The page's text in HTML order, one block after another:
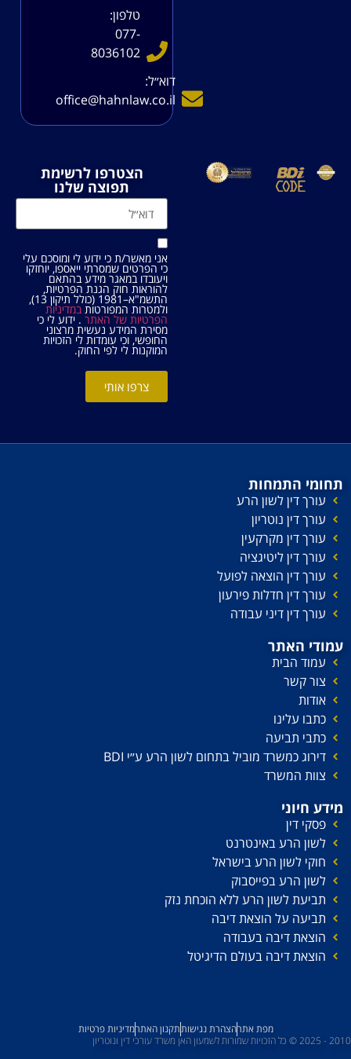
טלפון:
077-
8036102
דוא׳׳ל:
office@hahnlaw.co.il
הצטרפו לרשימת
תפוצה שלנו
אני מאשר/ת כי ידוע לי ומוסכם עלי
כי הפרטים שמסרתי ייאספו, יוחזקו
ויעובדו במאגר מידע בהתאם
להוראות חוק הגנת הפרטיות,
התשמ"א–1981 (כולל תיקון 13),
ולמטרות המפורטותבמדיניות
הפרטיות של האתר . ידוע לי כי
מסירת המידע נעשית מרצוני
החופשי, וכי עומדות לי הזכויות
המוקנות לי לפי החוק.
צרפו אותי
תחומי התמחות
עורך דין לשון הרע
עורך דין נוטריון
עורך דין מקרקעין
עורך דין ליטיגציה
עורך דין הוצאה לפועל
עורך דין חדלות פירעון
עורך דין דיני עבודה
עמודי האתר
עמוד הבית
צור קשר
אודות
כתבו עלינו
כתבי תביעה
דירוג כמשרד מוביל בתחום לשון הרע ע׳׳י BDI
צוות המשרד
מידע חיוני
פסקי דין
לשון הרע באינטרנט
חוקי לשון הרע בישראל
לשון הרע בפייסבוק
תביעת לשון הרע ללא הוכחת נזק
תביעה על הוצאת דיבה
הוצאת דיבה בעבודה
הוצאת דיבה בעולם הדיגיטל
מפת אתרהצהרת נגישותתקנון האתרמדיניות פרטיות
2010 - 2025 © כל הזכויות שמורות לשמעון האן משרד עורכי דין ונוטריון